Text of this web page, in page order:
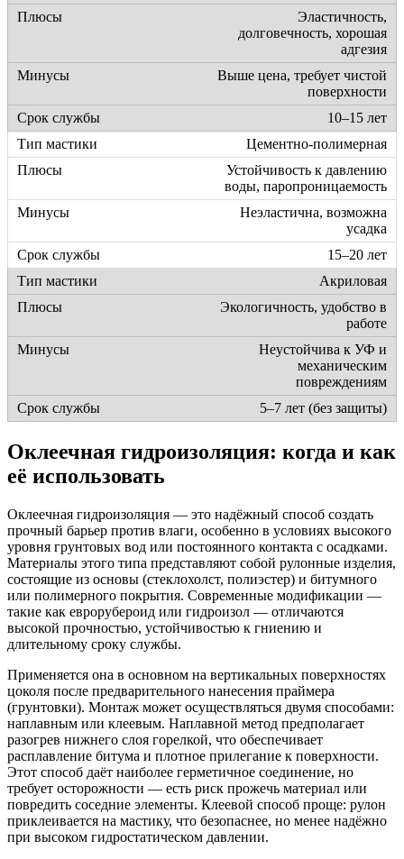
Эластичность,
долговечность, хорошая
адгезия
Выше цена, требует чистой
поверхности
10–15 лет
Цементно-полимерная
Устойчивость к давлению
воды, паропроницаемость
Неэластична, возможна
усадка
15–20 лет
Акриловая
Экологичность, удобство в
работе
Неустойчива к УФ и
механическим
повреждениям
5–7 лет (без защиты)
Оклеечная гидроизоляция: когда и как
её использовать
Оклеечная гидроизоляция — это надёжный способ создать
прочный барьер против влаги, особенно в условиях высокого
уровня грунтовых вод или постоянного контакта с осадками.
Материалы этого типа представляют собой рулонные изделия,
состоящие из основы (стеклохолст, полиэстер) и битумного
или полимерного покрытия. Современные модификации —
такие как еврорубероид или гидроизол — отличаются
высокой прочностью, устойчивостью к гниению и
длительному сроку службы.
Применяется она в основном на вертикальных поверхностях
цоколя после предварительного нанесения праймера
(грунтовки). Монтаж может осуществляться двумя способами:
наплавным или клеевым. Наплавной метод предполагает
разогрев нижнего слоя горелкой, что обеспечивает
расплавление битума и плотное прилегание к поверхности.
Этот способ даёт наиболее герметичное соединение, но
требует осторожности — есть риск прожечь материал или
повредить соседние элементы. Клеевой способ проще: рулон
приклеивается на мастику, что безопаснее, но менее надёжно
при высоком гидростатическом давлении.